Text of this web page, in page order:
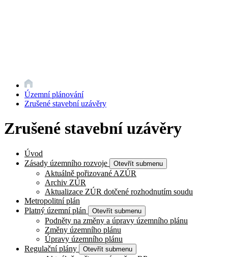
Územní plánování
Zrušené stavební uzávěry
Zrušené stavební uzávěry
Úvod
Zásady územního rozvoje
Otevřít submenu
Aktuálně pořizované AZÚR
Archiv ZÚR
Aktualizace ZÚR dotčené rozhodnutím soudu
Metropolitní plán
Platný územní plán
Otevřít submenu
Podněty na změny a úpravy územního plánu
Změny územního plánu
Úpravy územního plánu
Regulační plány
Otevřít submenu